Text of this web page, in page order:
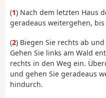
(1) Nach dem letzten Haus
geradeaus weitergehen,
(2) Biegen Sie rechts ab
Gehen Sie links am Wald
rechts in den Weg ein.
und gehen Sie geradeaus
hindurch.